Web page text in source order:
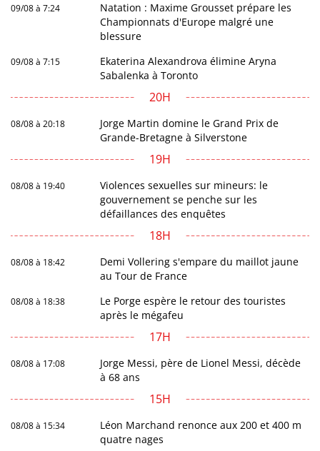
09/08 à 7:24
Natation : Maxime Grousset prépare les
Championnats d'Europe malgré une
blessure
09/08 à 7:15
Ekaterina Alexandrova élimine Aryna
Sabalenka à Toronto
20H
08/08 à 20:18
Jorge Martin domine le Grand Prix de
Grande-Bretagne à Silverstone
19H
08/08 à 19:40
Violences sexuelles sur mineurs: le
gouvernement se penche sur les
défaillances des enquêtes
18H
08/08 à 18:42
Demi Vollering s'empare du maillot jaune
au Tour de France
08/08 à 18:38
Le Porge espère le retour des touristes
après le mégafeu
17H
08/08 à 17:08
Jorge Messi, père de Lionel Messi, décède
à 68 ans
15H
08/08 à 15:34
Léon Marchand renonce aux 200 et 400 m
quatre nages